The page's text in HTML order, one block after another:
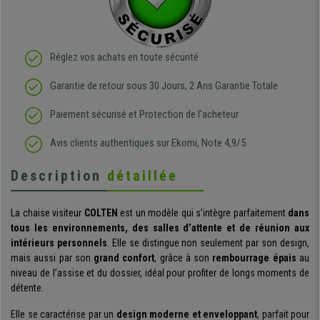
Réglez vos achats en toute sécurité
Garantie de retour sous 30 Jours, 2 Ans Garantie Totale
Paiement sécurisé et Protection de l'acheteur
Avis clients authentiques sur Ekomi, Note 4,9/5
Description détaillée
La chaise visiteur COLTEN est un modèle qui s’intègre parfaitement dans
tous les environnements, des salles d’attente et de réunion aux
intérieurs personnels. Elle se distingue non seulement par son design,
mais aussi par son grand confort, grâce à son rembourrage épais au
niveau de l’assise et du dossier, idéal pour profiter de longs moments de
détente.
Elle se caractérise par un design moderne et enveloppant, parfait pour